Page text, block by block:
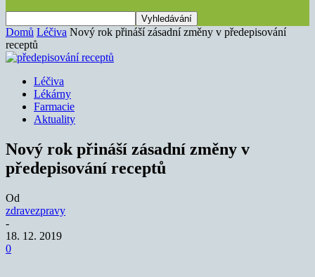
Domů Léčiva Nový rok přináší zásadní změny v předepisování
receptů
Léčiva
Lékárny
Farmacie
Aktuality
Nový rok přináší zásadní změny v
předepisování receptů
Od
zdravezpravy
-
18. 12. 2019
0